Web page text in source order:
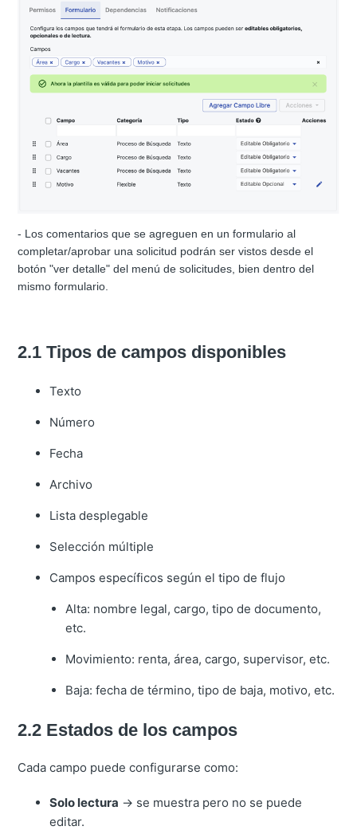
- Los comentarios que se agreguen en un formulario al
completar/aprobar una solicitud podrán ser vistos desde el
botón "ver detalle" del menú de solicitudes, bien dentro del
mismo formulario.
2.1 Tipos de campos disponibles
Texto
Número
Fecha
Archivo
Lista desplegable
Selección múltiple
Campos específicos según el tipo de flujo
Alta: nombre legal, cargo, tipo de documento,
etc.
Movimiento: renta, área, cargo, supervisor, etc.
Baja: fecha de término, tipo de baja, motivo, etc.
2.2 Estados de los campos
Cada campo puede configurarse como:
Solo lectura → se muestra pero no se puede
editar.